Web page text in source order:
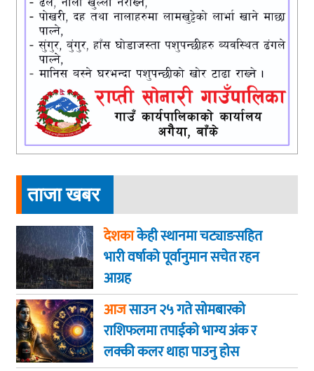
ताजा खबर
देशकाकेही स्थानमा चट्याङसहित
भारी वर्षाको पूर्वानुमान सचेत रहन
आग्रह
आजसाउन २५ गते साेमबारकाे
राशिफलमा तपाईकाे भाग्य अंक र
लक्की कलर थाहा पाउनु हाेस